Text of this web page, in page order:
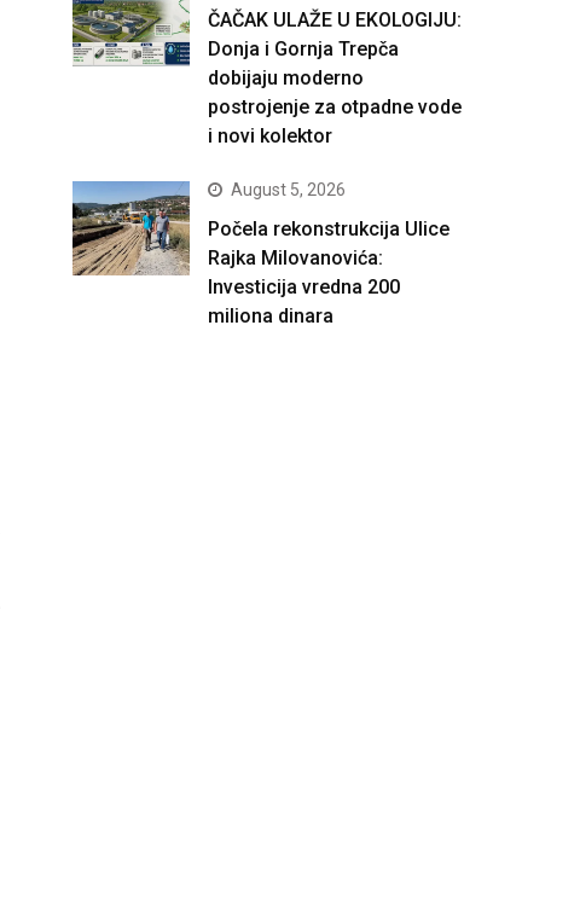
ČAČAK ULAŽE U EKOLOGIJU:
Donja i Gornja Trepča
dobijaju moderno
postrojenje za otpadne vode
i novi kolektor
August 5, 2026
Počela rekonstrukcija Ulice
Rajka Milovanovića:
Investicija vredna 200
miliona dinara